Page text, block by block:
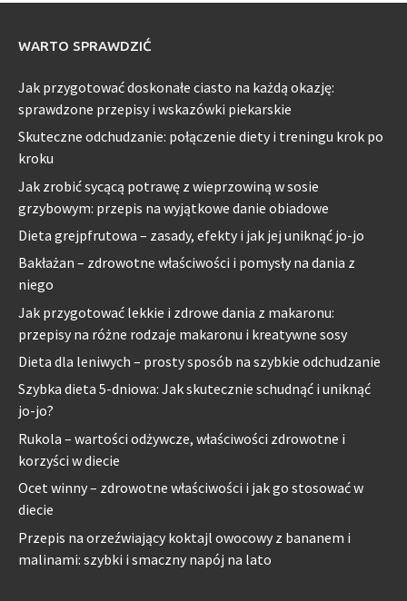
WARTO SPRAWDZIĆ
Jak przygotować doskonałe ciasto na każdą okazję:
sprawdzone przepisy i wskazówki piekarskie
Skuteczne odchudzanie: połączenie diety i treningu krok po
kroku
Jak zrobić sycącą potrawę z wieprzowiną w sosie
grzybowym: przepis na wyjątkowe danie obiadowe
Dieta grejpfrutowa – zasady, efekty i jak jej uniknąć jo-jo
Bakłażan – zdrowotne właściwości i pomysły na dania z
niego
Jak przygotować lekkie i zdrowe dania z makaronu:
przepisy na różne rodzaje makaronu i kreatywne sosy
Dieta dla leniwych – prosty sposób na szybkie odchudzanie
Szybka dieta 5-dniowa: Jak skutecznie schudnąć i uniknąć
jo-jo?
Rukola – wartości odżywcze, właściwości zdrowotne i
korzyści w diecie
Ocet winny – zdrowotne właściwości i jak go stosować w
diecie
Przepis na orzeźwiający koktajl owocowy z bananem i
malinami: szybki i smaczny napój na lato